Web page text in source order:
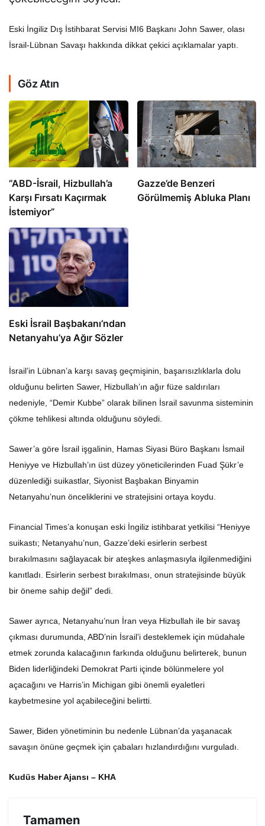
Eski İngiliz Dış İstihbarat Servisi MI6 Başkanı John Sawer, olası
İsrail-Lübnan Savaşı hakkında dikkat çekici açıklamalar yaptı.
Göz Atın
​​​​​​​”ABD-İsrail, Hizbullah’a
Karşı Fırsatı Kaçırmak
İstemiyor”
​​​​​​​Gazze’de Benzeri
Görülmemiş Abluka Planı
Eski İsrail Başbakanı’ndan
Netanyahu’ya Ağır Sözler
İsrail’in Lübnan’a karşı savaş geçmişinin, başarısızlıklarla dolu
olduğunu belirten Sawer, Hizbullah’ın ağır füze saldırıları
nedeniyle, “Demir Kubbe” olarak bilinen İsrail savunma sisteminin
çökme tehlikesi altında olduğunu söyledi.
Sawer’a göre İsrail işgalinin, Hamas Siyasi Büro Başkanı İsmail
Heniyye ve Hizbullah’ın üst düzey yöneticilerinden Fuad Şükr’e
düzenlediği suikastlar, Siyonist Başbakan Binyamin
Netanyahu’nun önceliklerini ve stratejisini ortaya koydu.
Financial Times’a konuşan eski İngiliz istihbarat yetkilisi “Heniyye
suikastı; Netanyahu’nun, Gazze’deki esirlerin serbest
bırakılmasını sağlayacak bir ateşkes anlaşmasıyla ilgilenmediğini
kanıtladı. Esirlerin serbest bırakılması, onun stratejisinde büyük
bir öneme sahip değil” dedi.
Sawer ayrıca, Netanyahu’nun İran veya Hizbullah ile bir savaş
çıkması durumunda, ABD’nin İsrail’i desteklemek için müdahale
etmek zorunda kalacağının farkında olduğunu belirterek, bunun
Biden liderliğindeki Demokrat Parti içinde bölünmelere yol
açacağını ve Harris’in Michigan gibi önemli eyaletleri
kaybetmesine yol açabileceğini belirtti.
Sawer, Biden yönetiminin bu nedenle Lübnan’da yaşanacak
savaşın önüne geçmek için çabaları hızlandırdığını vurguladı.
Kudüs Haber Ajansı – KHA
Tamamen